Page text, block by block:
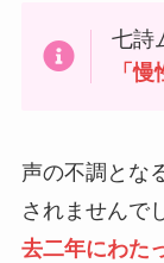
七詩
「
声の不調とな
されませんで
去二年にわた